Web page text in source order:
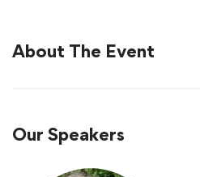
About The Event
Our Speakers